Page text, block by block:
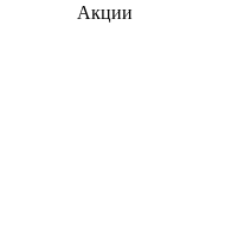
Акции